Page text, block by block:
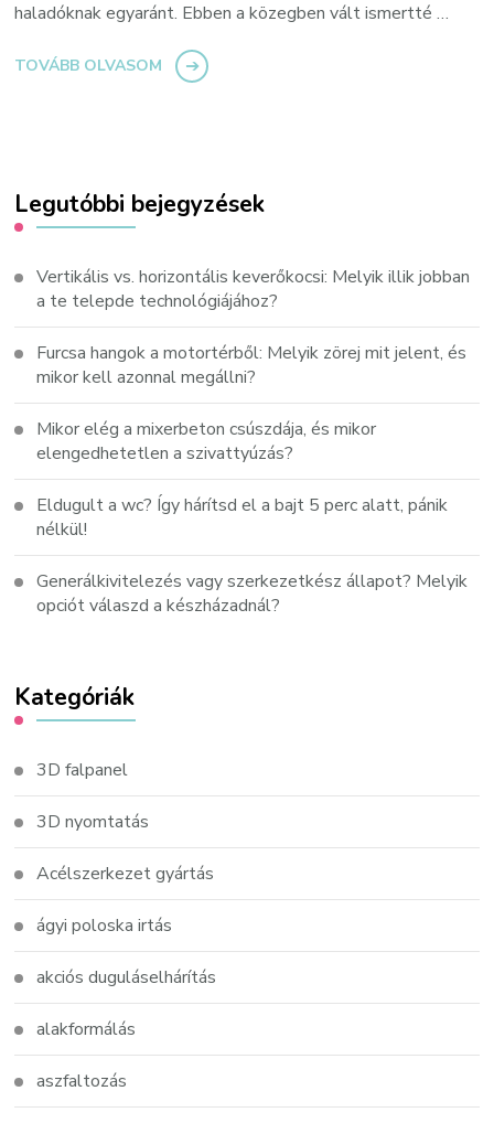
haladóknak egyaránt. Ebben a közegben vált ismertté …
TOVÁBB OLVASOM
Legutóbbi bejegyzések
Vertikális vs. horizontális keverőkocsi: Melyik illik jobban
a te telepde technológiájához?
Furcsa hangok a motortérből: Melyik zörej mit jelent, és
mikor kell azonnal megállni?
Mikor elég a mixerbeton csúszdája, és mikor
elengedhetetlen a szivattyúzás?
Eldugult a wc? Így hárítsd el a bajt 5 perc alatt, pánik
nélkül!
Generálkivitelezés vagy szerkezetkész állapot? Melyik
opciót válaszd a készházadnál?
Kategóriák
3D falpanel
3D nyomtatás
Acélszerkezet gyártás
ágyi poloska irtás
akciós duguláselhárítás
alakformálás
aszfaltozás